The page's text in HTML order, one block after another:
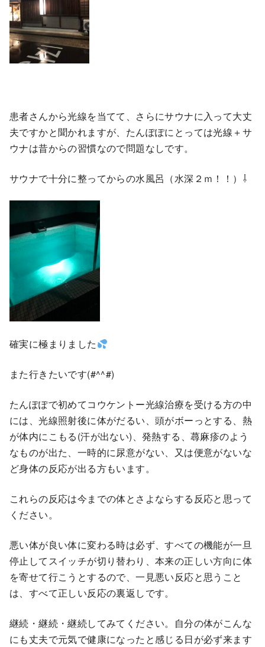
患者さんから光線を当てて、さらにサウナに入って大丈
夫ですかと聞かれますが、たんぽぽにとっては光線＋サ
ウナは昔からの習慣なので問題なしです。
サウナで十分に整ってからの水風呂（水深２ｍ！！）⇩
確実に極まりました
また行きたいです(#^^#)
たんぽぽで初めてコウケントー光線治療を受ける方の中
には、光線照射後に体がだるい、頭がボーっとする、熱
が体内にこもる(汗が出ない)、発熱する、蕁麻疹のよう
なものが出た、一時的に尿意がない、又は便意がないな
ど身体の反応が出る方もいます。
これらの反応は今までの体とさよならする反応と思って
ください。
悪い体が良い体に変わる時は必ず、すべての機能が一旦
停止してスイッチが切り替わり、本来の正しい方向に体
を寄せて行こうとするので、一見悪い反応と思うこと
は、すべて正しい反応の裏返しです。
継続・継続・継続してみてください。自分の体がこんな
にも丈夫で元気で健康になったと感じる日が必ず来ます